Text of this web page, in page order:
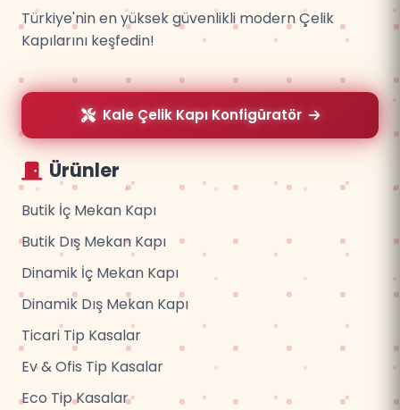
Türkiye'nin en yüksek güvenlikli modern Çelik
Kapılarını keşfedin!
Kale Çelik Kapı Konfigüratör
Ürünler
Butik İç Mekan Kapı
Butik Dış Mekan Kapı
Dinamik İç Mekan Kapı
Dinamik Dış Mekan Kapı
Ticari Tip Kasalar
Ev & Ofis Tip Kasalar
Eco Tip Kasalar